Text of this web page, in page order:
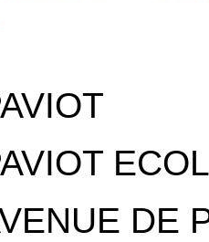
DE